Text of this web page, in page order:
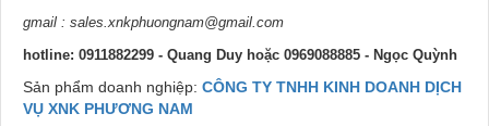
gmail : sales.xnkphuongnam@gmail.com
hotline: 0911882299 - Quang Duy hoặc 0969088885 - Ngọc Quỳnh
Sản phẩm doanh nghiệp: CÔNG TY TNHH KINH DOANH DỊCH
VỤ XNK PHƯƠNG NAM